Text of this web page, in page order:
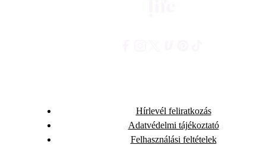
Hírlevél feliratkozás
Adatvédelmi tájékoztató
Felhasználási feltételek